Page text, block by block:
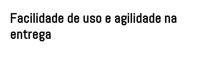
Facilidade de uso e agilidade na
entrega